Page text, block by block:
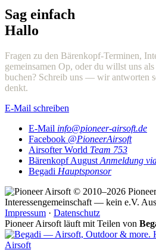
Sag einfach
Hallo
Fragen zu den Bärenkopf-Terminen,
gemeinsamen Op, oder du willst uns
buchen? Schreib uns — wir antworten
denkt.
E-Mail schreiben
E-Mail info@pioneer-airsoft.de
Facebook @PioneerAirsoft
Airsofter World Team 753
Bärenkopf August Anmeldung
Begadi Hauptsponsor
© 2010–2026
Interessengemeinschaft — kein e.V.
Impressum · Datenschutz
Pioneer Airsoft läuft mit Teilen von